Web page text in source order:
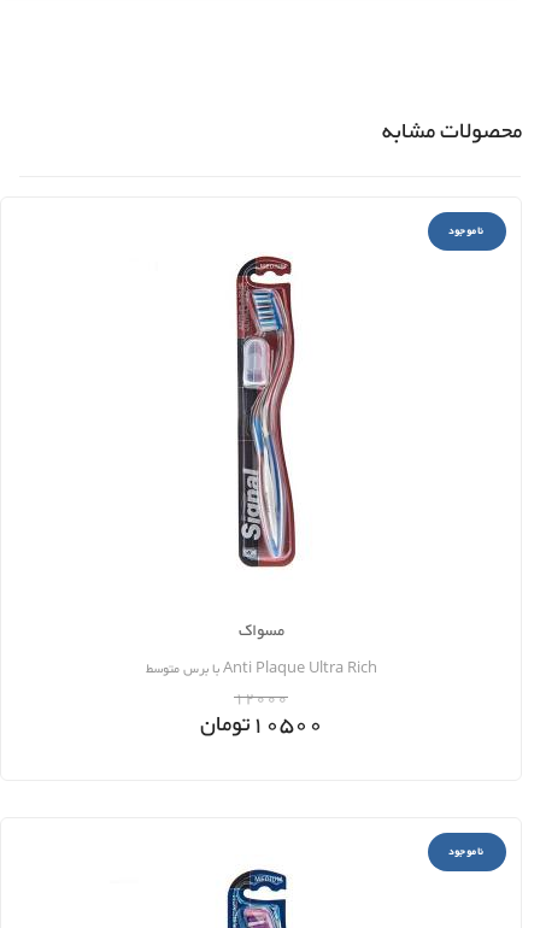
محصولات مشابه
ناموجود
مسواک
Anti Plaque Ultra Rich با برس متوسط
12000
10500تومان
ناموجود